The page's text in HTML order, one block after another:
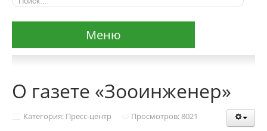
Меню
Основные сведения
О газете «Зооинженер»
Категория: Пресс-центр Просмотров: 8021